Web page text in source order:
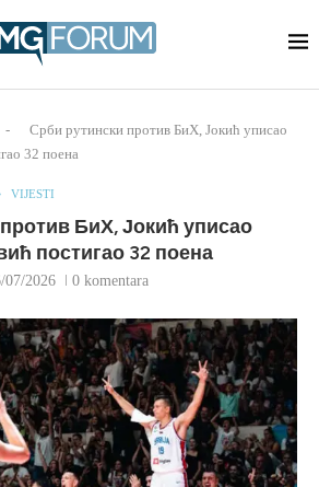
-
Срби рутински против БиХ, Јокић уписао
32 поена
VIJESTI
БиХ, Јокић уписао
постигао 32 поена
07/2026 0 komentara